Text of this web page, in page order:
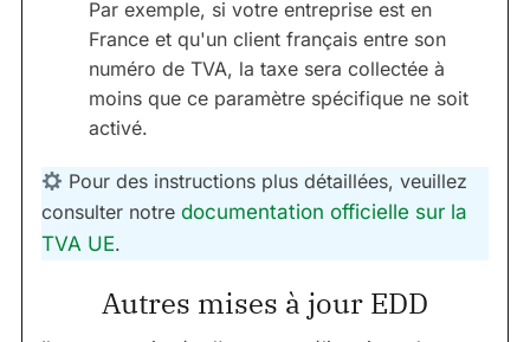
Par exemple, si votre entreprise est en
France et qu'un client français entre son
numéro de TVA, la taxe sera collectée à
moins que ce paramètre spécifique ne soit
activé.
Pour des instructions plus détaillées, veuillez
consulter notre documentation officielle sur la
TVA UE.
Autres mises à jour EDD